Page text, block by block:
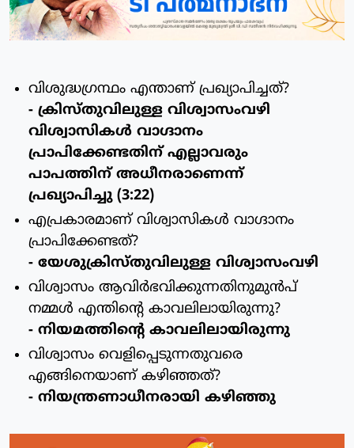
വിശുദ്ധഗ്രന്ഥം എന്താണ് പ്രഖ്യാപിച്ചത്?
- ക്രിസ്തുവിലുള്ള വിശ്വാസംവഴി
വിശ്വാസികള്‍ വാഗ്ദാനം
പ്രാപിക്കേണ്ടതിന് എല്ലാവരും
പാപത്തിന് അധീനരാണെന്ന്
പ്രഖ്യാപിച്ചു (3:22)
എപ്രകാരമാണ് വിശ്വാസികള്‍ വാഗ്ദാനം
പ്രാപിക്കേണ്ടത്?
- യേശുക്രിസ്തുവിലുള്ള വിശ്വാസംവഴി
വിശ്വാസം ആവിര്‍ഭവിക്കുന്നതിനുമുന്‍പ്
നമ്മള്‍ എന്തിന്റെ കാവലിലായിരുന്നു?
- നിയമത്തിന്റെ കാവലിലായിരുന്നു
വിശ്വാസം വെളിപ്പെടുന്നതുവരെ
എങ്ങിനെയാണ് കഴിഞ്ഞത്?
- നിയന്ത്രണാധീനരായി കഴിഞ്ഞു